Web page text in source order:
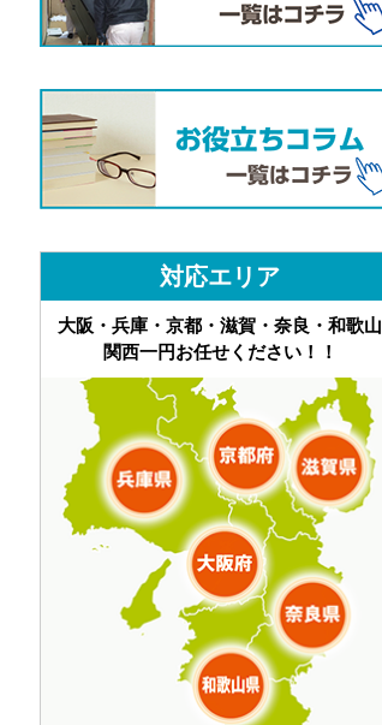
対応エリア
大阪・兵庫・京都・滋賀・奈良・和歌山
関西一円お任せください！！